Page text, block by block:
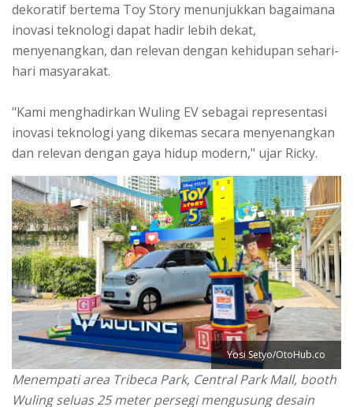
dekoratif bertema Toy Story menunjukkan bagaimana
inovasi teknologi dapat hadir lebih dekat,
menyenangkan, dan relevan dengan kehidupan sehari-
hari masyarakat.
"Kami menghadirkan Wuling EV sebagai representasi
inovasi teknologi yang dikemas secara menyenangkan
dan relevan dengan gaya hidup modern," ujar Ricky.
Yosi Setyo/OtoHub.co
Menempati area Tribeca Park, Central Park Mall, booth
Wuling seluas 25 meter persegi mengusung desain